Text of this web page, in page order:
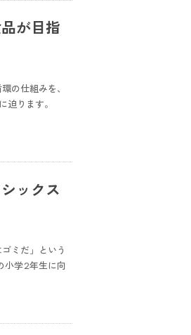
が目指
の仕組みを、
ります。
ックス
ミだ」という
小学2年生に向